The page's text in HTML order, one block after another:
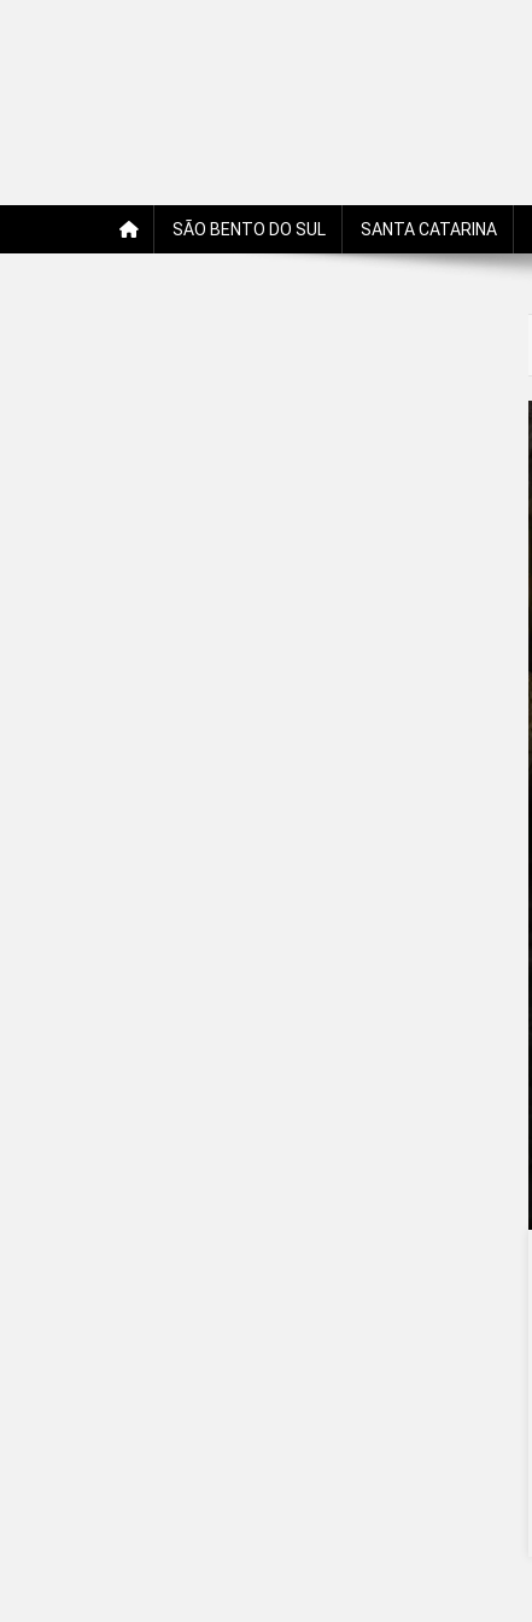
SÃO BENTO DO SUL SANTA CATARINA